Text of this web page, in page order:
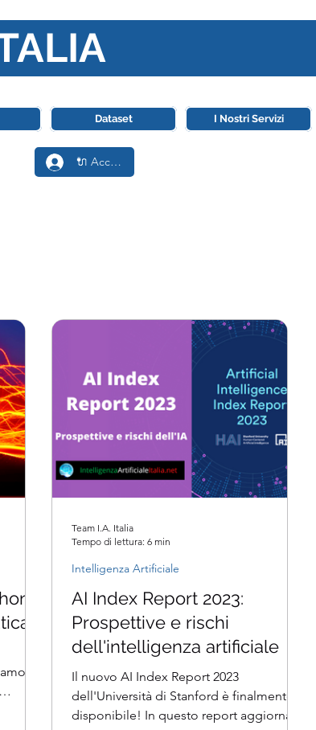
Dataset I Nostri Servizi
🔌 Accedi
i
AI Index Report 2023:
Prospettive e rischi
dell'intelligenza artificiale
Il nuovo AI Index Report 2023
dell'Università di Stanford è finalmente
disponibile! In questo report aggiornato
Intelligenza Artificiale
Team I.A. Italia
Tempo di lettura: 6 min